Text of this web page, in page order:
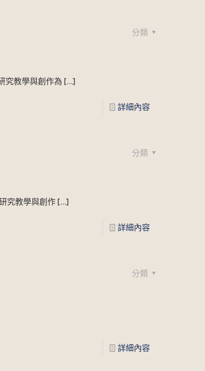
分類
究教學與創作為 […]
詳細內容
分類
究教學與創作[…]
詳細內容
分類
詳細內容